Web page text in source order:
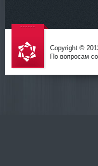
avto-zv.ru
Copyright ©
По вопросам